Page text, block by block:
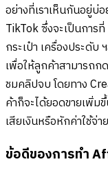
อย่างที่เราเห็นกันอยู่
TikTok ซึ่งจะเป็นการ
กระเป๋า เครื่องประดั
เพื่อให้ลูกค้าสามารถก
ชมคลิปจบ โดยทาง
ค้าก็จะได้ยอดขายเพิ่ม
เสียเงินหรือหักค่าใช้จ่
ข้อดีของการทำ